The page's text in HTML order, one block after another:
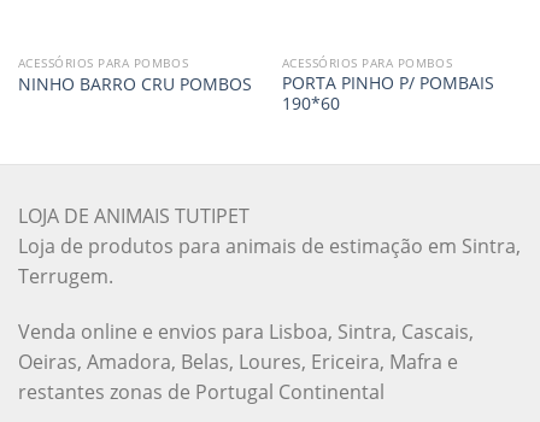
ACESSÓRIOS PARA POMBOS
NINHO BARRO CRU POMBOS
ACESSÓRIOS PARA POMBOS
PORTA PINHO P/ POMBAIS
190*60
LOJA DE ANIMAIS TUTIPET
Loja de produtos para animais de estimação em Sintra,
Terrugem.
Venda online e envios para Lisboa, Sintra, Cascais,
Oeiras, Amadora, Belas, Loures, Ericeira, Mafra e
restantes zonas de Portugal Continental